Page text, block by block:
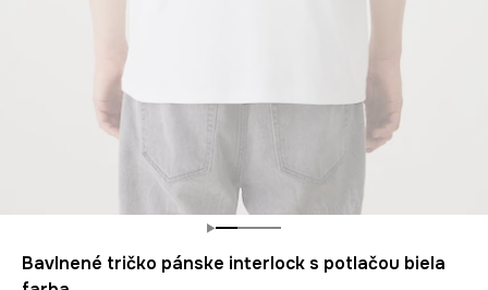
Bavlnené tričko pánske interlock s potlačou biela